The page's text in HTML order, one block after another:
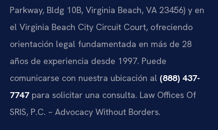
Parkway, Bldg 10B, Virginia Beach, VA 23456) y en
el Virginia Beach City Circuit Court, ofreciendo
orientación legal fundamentada en más de 28
años de experiencia desde 1997. Puede
comunicarse con nuestra ubicación al (888) 437-
7747 para solicitar una consulta. Law Offices Of
SRIS, P.C. – Advocacy Without Borders.